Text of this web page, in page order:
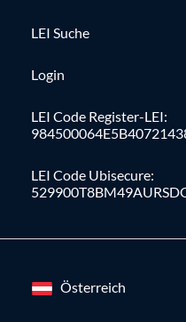
LEI Suche
Login
LEI Code Register-LEI:
LEI Code Ubisecure:
Österreich